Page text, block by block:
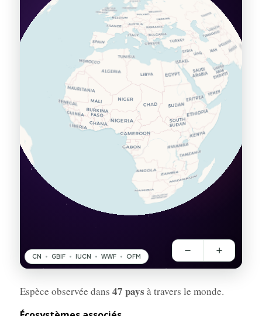
Espèce observée dans 47 pays à travers le monde.